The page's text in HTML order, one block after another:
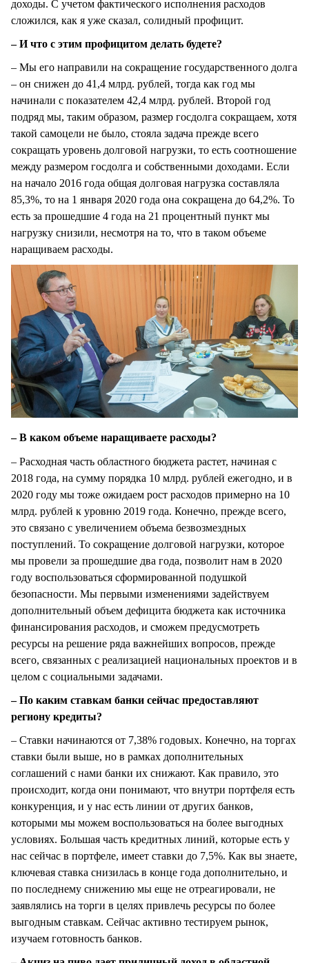
доходы. С учетом фактического исполнения расходов
сложился, как я уже сказал, солидный профицит.
– И что с этим профицитом делать будете?
– Мы его направили на сокращение государственного долга
– он снижен до 41,4 млрд. рублей, тогда как год мы
начинали с показателем 42,4 млрд. рублей. Второй год
подряд мы, таким образом, размер госдолга сокращаем, хотя
такой самоцели не было, стояла задача прежде всего
сокращать уровень долговой нагрузки, то есть соотношение
между размером госдолга и собственными доходами. Если
на начало 2016 года общая долговая нагрузка составляла
85,3%, то на 1 января 2020 года она сокращена до 64,2%. То
есть за прошедшие 4 года на 21 процентный пункт мы
нагрузку снизили, несмотря на то, что в таком объеме
наращиваем расходы.
– В каком объеме наращиваете расходы?
– Расходная часть областного бюджета растет, начиная с
2018 года, на сумму порядка 10 млрд. рублей ежегодно, и в
2020 году мы тоже ожидаем рост расходов примерно на 10
млрд. рублей к уровню 2019 года. Конечно, прежде всего,
это связано с увеличением объема безвозмездных
поступлений. То сокращение долговой нагрузки, которое
мы провели за прошедшие два года, позволит нам в 2020
году воспользоваться сформированной подушкой
безопасности. Мы первыми изменениями задействуем
дополнительный объем дефицита бюджета как источника
финансирования расходов, и сможем предусмотреть
ресурсы на решение ряда важнейших вопросов, прежде
всего, связанных с реализацией национальных проектов и в
целом с социальными задачами.
– По каким ставкам банки сейчас предоставляют
региону кредиты?
– Ставки начинаются от 7,38% годовых. Конечно, на торгах
ставки были выше, но в рамках дополнительных
соглашений с нами банки их снижают. Как правило, это
происходит, когда они понимают, что внутри портфеля есть
конкуренция, и у нас есть линии от других банков,
которыми мы можем воспользоваться на более выгодных
условиях. Большая часть кредитных линий, которые есть у
нас сейчас в портфеле, имеет ставки до 7,5%. Как вы знаете,
ключевая ставка снизилась в конце года дополнительно, и
по последнему снижению мы еще не отреагировали, не
заявлялись на торги в целях привлечь ресурсы по более
выгодным ставкам. Сейчас активно тестируем рынок,
изучаем готовность банков.